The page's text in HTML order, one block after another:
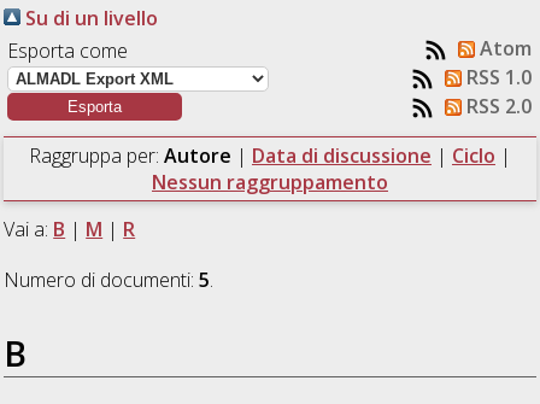
Su di un livello
Esporta come
Atom
RSS 1.0
RSS 2.0
Raggruppa per: Autore | Data di discussione | Ciclo |
Nessun raggruppamento
Vai a: B | M | R
Numero di documenti:5.
B